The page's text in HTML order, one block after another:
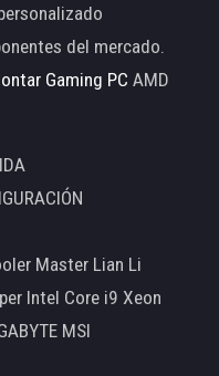
del mercado.
Gaming PC AMD
Master Lian Li
Intel Core i9 Xeon
MSI